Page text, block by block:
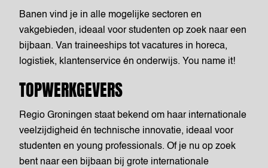
Banen vind je in alle mogelijke sectoren en
vakgebieden, ideaal voor studenten op zoek naar een
bijbaan. Van traineeships tot vacatures in horeca,
logistiek, klantenservice én onderwijs. You name it!
TOPWERKGEVERS
Regio Groningen staat bekend om haar internationale
veelzijdigheid én technische innovatie, ideaal voor
studenten en young professionals. Of je nu op zoek
bent naar een bijbaan bij grote internationale